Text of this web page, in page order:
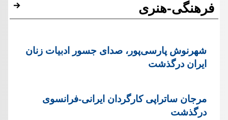
فرهنگی-هنری
شهرنوش پارسی‌پور، صدای جسور ادبیات زنان
ایران درگذشت
مرجان ساتراپی کارگردان ایرانی-فرانسوی
درگذشت